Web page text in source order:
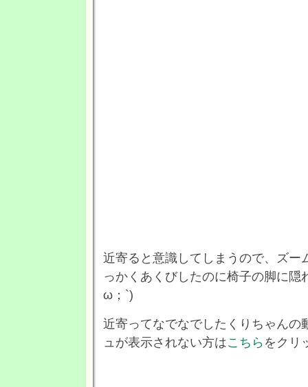
近寄ると意識してしまうので、ズー
っかくあくびしたのに椅子の脚に隠
ω；`)
近寄ってなでなでしたくりちゃんの
ュが表示されない方はこちらをクリ